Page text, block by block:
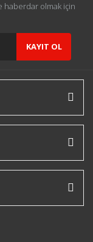
haberdar olmak için
KAYIT OL